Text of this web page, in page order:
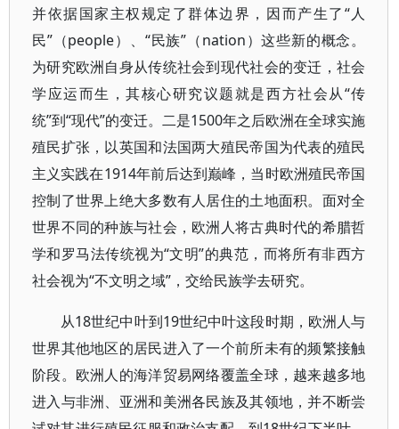
并依据国家主权规定了群体边界，因而产生了“人
民”（people）、“民族”（nation）这些新的概念。
为研究欧洲自身从传统社会到现代社会的变迁，社会
学应运而生，其核心研究议题就是西方社会从“传
统”到“现代”的变迁。二是1500年之后欧洲在全球实施
殖民扩张，以英国和法国两大殖民帝国为代表的殖民
主义实践在1914年前后达到巅峰，当时欧洲殖民帝国
控制了世界上绝大多数有人居住的土地面积。面对全
世界不同的种族与社会，欧洲人将古典时代的希腊哲
学和罗马法传统视为“文明”的典范，而将所有非西方
社会视为“不文明之域”，交给民族学去研究。
从18世纪中叶到19世纪中叶这段时期，欧洲人与
世界其他地区的居民进入了一个前所未有的频繁接触
阶段。欧洲人的海洋贸易网络覆盖全球，越来越多地
进入与非洲、亚洲和美洲各民族及其领地，并不断尝